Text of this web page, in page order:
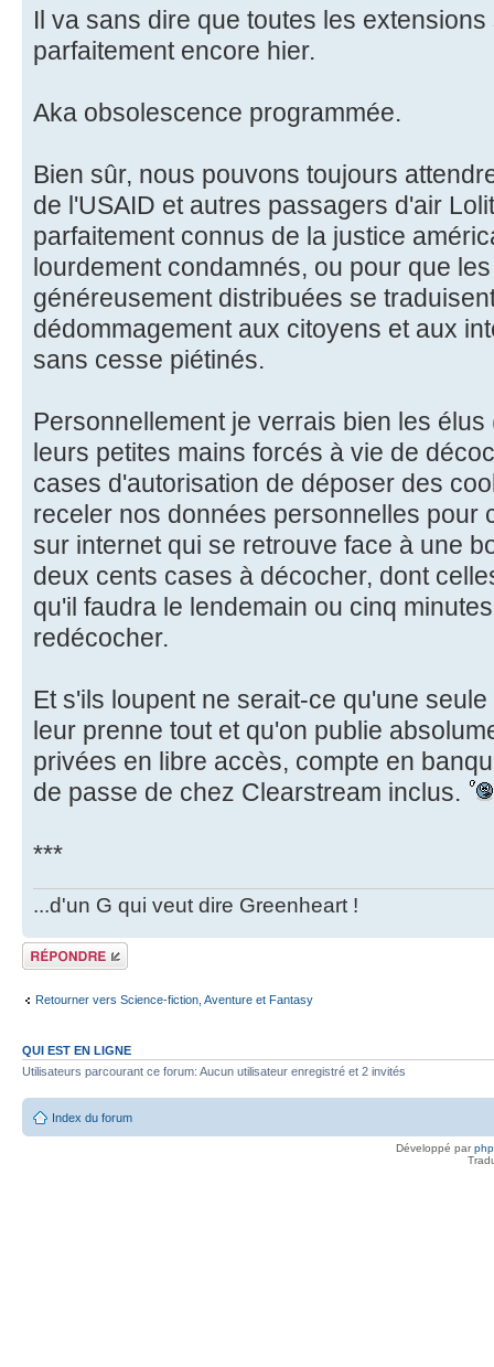
Il va sans dire que toutes les
parfaitement encore hier.
Aka obsolescence programmée.
Bien sûr, nous pouvons toujours
de l'USAID et autres passagers d'air
parfaitement connus de la justice
lourdement condamnés, ou pour que
généreusement distribuées se
dédommagement aux citoyens et aux
sans cesse piétinés.
Personnellement je verrais bien les
leurs petites mains forcés à vie de
cases d'autorisation de déposer des
receler nos données personnelles pour
sur internet qui se retrouve face à une
deux cents cases à décocher, dont
qu'il faudra le lendemain ou cinq
redécocher.
Et s'ils loupent ne serait-ce qu'une
leur prenne tout et qu'on publie
privées en libre accès, compte en
de passe de chez Clearstream inclus.
***
...d'un G qui veut dire Greenheart !
Répondre
Retourner vers Science-fiction, Aventure et Fantasy
QUI EST EN LIGNE
Utilisateurs parcourant ce forum: Aucun utilisateur enregistré et 2 invités
Index du forum
Développé par